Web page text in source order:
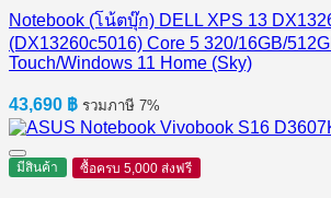
Notebook (โน้ตบุ๊ก) DELL XPS 13
(DX13260c5016) Core 5 320/16GB/
Touch/Windows 11 Home (Sky)
43,690 ฿ รวมภาษี 7%
มีสินค้า ซื้อครบ 5,000 ส่งฟรี